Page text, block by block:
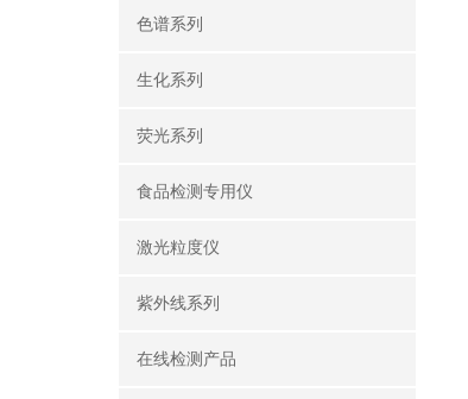
色谱系列
生化系列
荧光系列
食品检测专用仪
激光粒度仪
紫外线系列
在线检测产品